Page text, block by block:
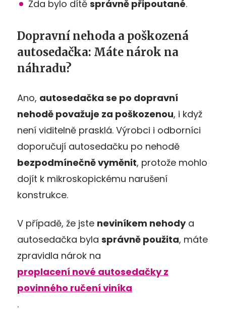
Zda bylo dítě správně připoutané.
Dopravní nehoda a poškozená
autosedačka: Máte nárok na
náhradu?
Ano, autosedačka se po dopravní
nehodě považuje za poškozenou, i když
není viditelně prasklá. Výrobci i odborníci
doporučují autosedačku po nehodě
bezpodmínečně vyměnit, protože mohlo
dojít k mikroskopickému narušení
konstrukce.
V případě, že jste neviníkem nehodya
autosedačka byla správně použita, máte
zpravidla nárok na
proplacení nové autosedačky z
povinného ručení viníka
.